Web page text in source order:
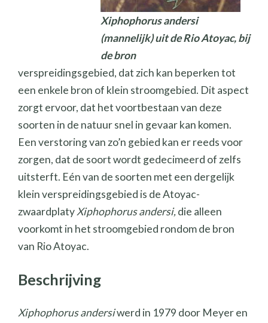
Xiphophorus andersi
(mannelijk) uit de Rio Atoyac, bij
de bron
verspreidingsgebied, dat zich kan beperken tot
een enkele bron of klein stroomgebied. Dit aspect
zorgt ervoor, dat het voortbestaan van deze
soorten in de natuur snel in gevaar kan komen.
Een verstoring van zo’n gebied kan er reeds voor
zorgen, dat de soort wordt gedecimeerd of zelfs
uitsterft. Eén van de soorten met een dergelijk
klein verspreidingsgebied is de Atoyac-
zwaardplatyXiphophorus andersi,die alleen
voorkomt in het stroomgebied rondom de bron
van Rio Atoyac.
Beschrijving
Xiphophorus andersiwerd in 1979 door Meyer en